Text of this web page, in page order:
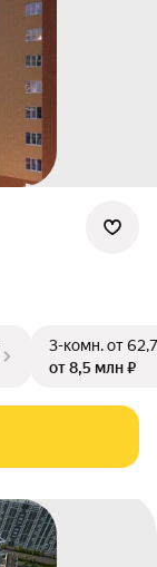
3-комн.от
от 8,5 млн ₽